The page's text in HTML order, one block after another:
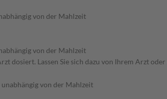
von der Mahlzeit
von der Mahlzeit
Lassen Sie sich dazu von Ihrem Arzt
unabhängig von der Mahlzeit